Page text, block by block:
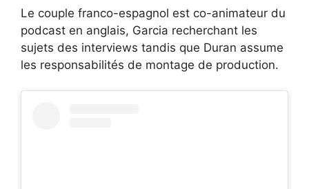
Le couple franco-espagnol est co-animateur du
podcast en anglais, Garcia recherchant les
sujets des interviews tandis que Duran assume
les responsabilités de montage de production.